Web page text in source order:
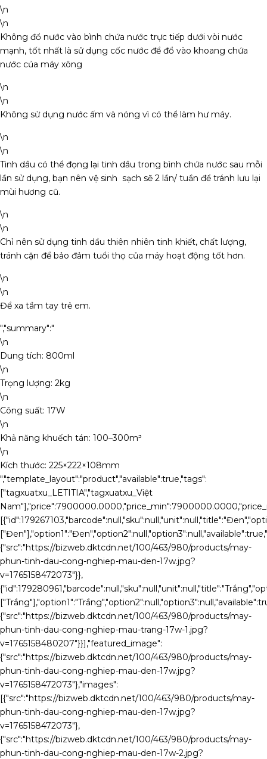
\n
\n
Không đổ nước vào bình chứa nước trực tiếp dưới vòi nước
mạnh, tốt nhất là sử dụng cốc nước để đổ vào khoang chứa
nước của máy xông
\n
\n
Không sử dụng nước ấm và nóng vì có thể làm hư máy.
\n
\n
Tinh dầu có thể đọng lại tinh dầu trong bình chứa nước sau mỗi
lần sử dụng, bạn nên vệ sinh sạch sẽ 2 lần/ tuần để tránh lưu lại
mùi hương cũ.
\n
\n
Chỉ nên sử dụng tinh dầu thiên nhiên tinh khiết, chất lượng,
tránh cặn để bảo đảm tuổi thọ của máy hoạt động tốt hơn.
\n
\n
Để xa tầm tay trẻ em.
","summary":"
\n
Dung tích: 800ml
\n
Trọng lượng: 2kg
\n
Công suất: 17W
\n
Khả năng khuếch tán: 100–300m³
\n
Kích thước: 225×222×108mm
","template_layout":"product","available":true,"tags":
["tagxuatxu_LETITIA","tagxuatxu_Việt
{"src":"https://bizweb.dktcdn.net/100/463/980/products/may-
phun-tinh-dau-cong-nghiep-mau-den-17w.jpg?
v=1765158472073"}},
{"src":"https://bizweb.dktcdn.net/100/463/980/products/may-
phun-tinh-dau-cong-nghiep-mau-trang-17w-1.jpg?
v=1765158480207"}}],"featured_image":
{"src":"https://bizweb.dktcdn.net/100/463/980/products/may-
phun-tinh-dau-cong-nghiep-mau-den-17w.jpg?
v=1765158472073"},"images":
[{"src":"https://bizweb.dktcdn.net/100/463/980/products/may-
phun-tinh-dau-cong-nghiep-mau-den-17w.jpg?
v=1765158472073"},
{"src":"https://bizweb.dktcdn.net/100/463/980/products/may-
phun-tinh-dau-cong-nghiep-mau-den-17w-2.jpg?